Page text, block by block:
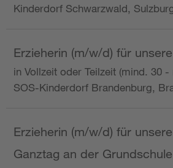
Kinderdorf Schwarzwald,
Erzieherin (m/w/d) für
in Vollzeit oder Teilzeit (mind. 30
SOS-Kinderdorf Brandenburg,
Erzieherin (m/w/d) für
Ganztag an der